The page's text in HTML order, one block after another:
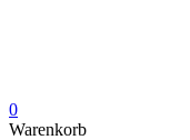
0
Warenkorb